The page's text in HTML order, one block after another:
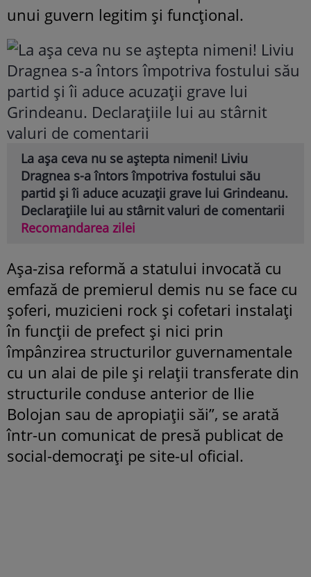
unui guvern legitim şi funcţional.
La așa ceva nu se aștepta nimeni! Liviu
Dragnea s-a întors împotriva fostului său
partid și îi aduce acuzații grave lui Grindeanu.
Declarațiile lui au stârnit valuri de comentarii
Recomandarea zilei
Aşa-zisa reformă a statului invocată cu
emfază de premierul demis nu se face cu
şoferi, muzicieni rock şi cofetari instalaţi
în funcţii de prefect şi nici prin
împânzirea structurilor guvernamentale
cu un alai de pile şi relaţii transferate din
structurile conduse anterior de Ilie
Bolojan sau de apropiaţii săi”, se arată
într-un comunicat de presă publicat de
social-democrați pe site-ul oficial.